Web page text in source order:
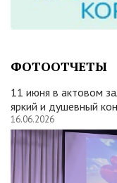
ФОТООТЧЕТЫ
11 июня в актовом
яркий и душевный
16.06.2026